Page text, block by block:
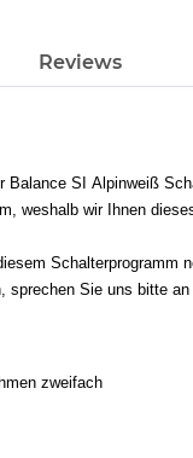
Reviews
Balance SI Alpinweiß
weshalb wir Ihnen
Schalterprogramm
sprechen Sie uns bitte an
zweifach